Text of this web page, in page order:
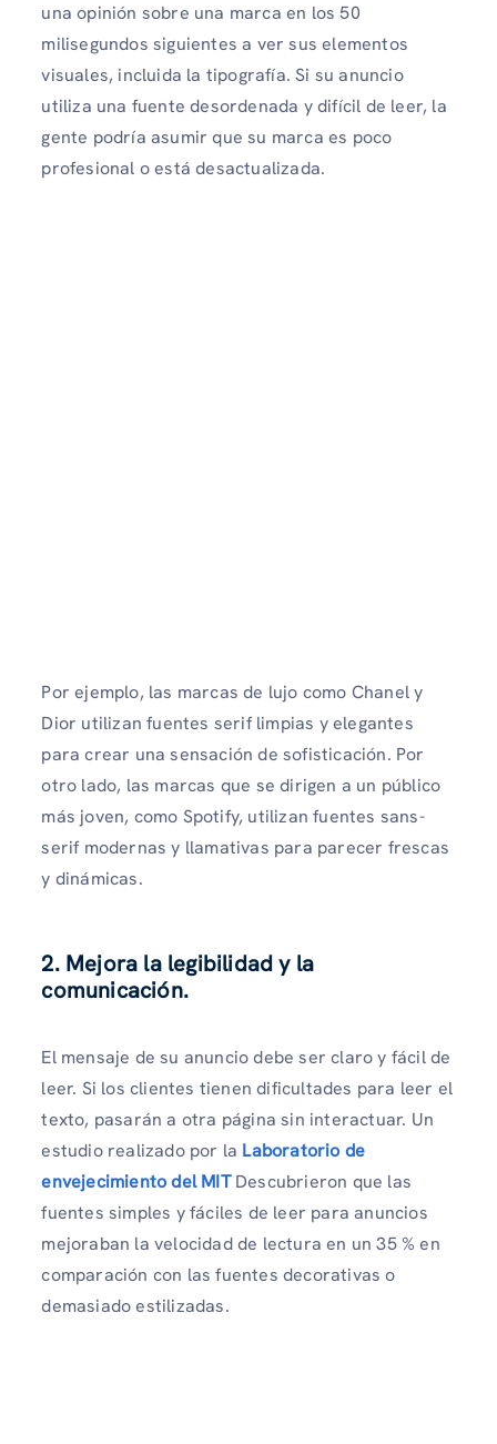
una opinión sobre una marca en los 50
milisegundos siguientes a ver sus elementos
visuales, incluida la tipografía. Si su anuncio
utiliza una fuente desordenada y difícil de leer, la
gente podría asumir que su marca es poco
profesional o está desactualizada.
Por ejemplo, las marcas de lujo como Chanel y
Dior utilizan fuentes serif limpias y elegantes
para crear una sensación de sofisticación. Por
otro lado, las marcas que se dirigen a un público
más joven, como Spotify, utilizan fuentes sans-
serif modernas y llamativas para parecer frescas
y dinámicas.
2. Mejora la legibilidad y la
comunicación.
El mensaje de su anuncio debe ser claro y fácil de
leer. Si los clientes tienen dificultades para leer el
texto, pasarán a otra página sin interactuar. Un
estudio realizado por la Laboratorio de
envejecimiento del MITDescubrieron que las
fuentes simples y fáciles de leer para anuncios
mejoraban la velocidad de lectura en un 35 % en
comparación con las fuentes decorativas o
demasiado estilizadas.